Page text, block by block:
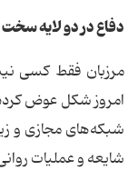
دفاع در دو لایه سخت
مرزبان فقط کسی
امروز شکل عوض
شبکه‌های مجازی و
شایعه و عملیات